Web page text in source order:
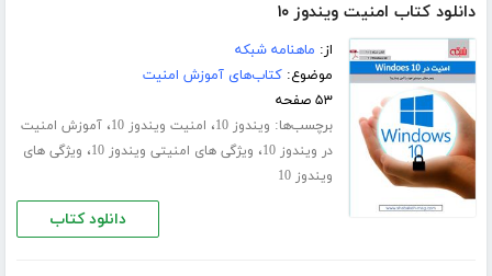
دانلود کتاب امنیت ویندوز ۱۰
از: ماهنامه شبکه
موضوع:کتاب‌های آموزش امنیت
۵۳ صفحه
برچسب‌ها: ویندوز 10 ، امنیت ویندوز 10 ،آموزش امنیت
در ویندوز 10
، ویژگی های امنیتی ویندوز 10 ، ویژگی های
ویندوز 10
دانلود کتاب